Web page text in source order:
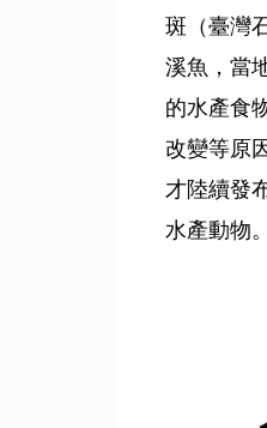
斑（臺灣
溪魚，當
的水產食
改變等原
才陸續發
水產動物。